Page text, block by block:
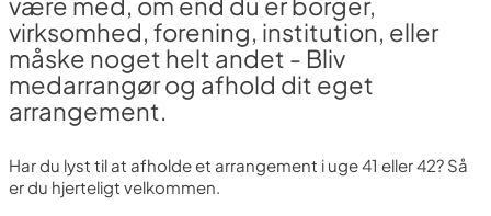
virksomhed, forening, institution, eller
måske noget helt andet - Bliv
medarrangør og afhold dit eget
arrangement.
Har du lyst til at afholde et arrangement i uge 41 eller 42? Så
er du hjerteligt velkommen.